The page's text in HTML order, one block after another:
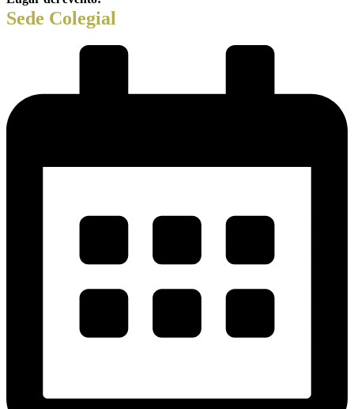
Sede Colegial